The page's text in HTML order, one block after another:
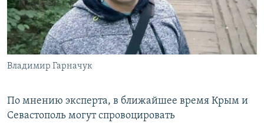
Владимир Гарначук
По мнению эксперта, в ближайшее время Крым и
Севастополь могут спровоцировать